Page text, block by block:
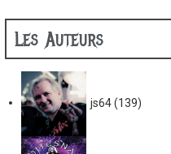
Les Auteurs
js64(139)